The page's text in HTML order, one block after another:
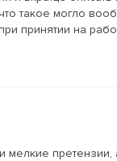
такое могло
принятии на
мелкие